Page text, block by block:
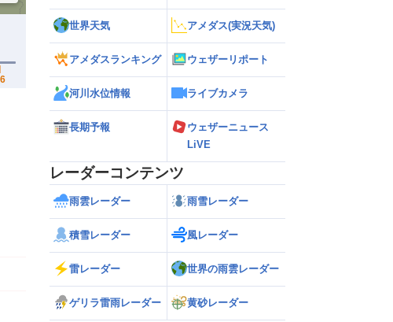
世界天気 アメダス(実況天気)
アメダスランキング ウェザーリポート
河川水位情報 ライブカメラ
長期予報
ウェザーニュース
LiVE
レーダーコンテンツ
雨雲レーダー 雨雪レーダー
積雪レーダー 風レーダー
雷レーダー 世界の雨雲レーダー
ゲリラ雷雨レーダー 黄砂レーダー